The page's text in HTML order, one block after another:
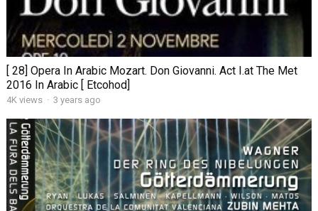
[ 28] Opera In Arabic Mozart. Don Giovanni. Act I.at The Met
2016 In Arabic [ Etcohod]
4K views · 3 years ago